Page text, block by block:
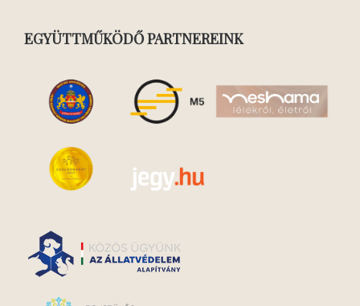
EGYÜTTMŰKÖDŐ PARTNEREINK